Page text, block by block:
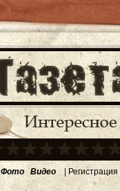
Фото Видео | Регистрация